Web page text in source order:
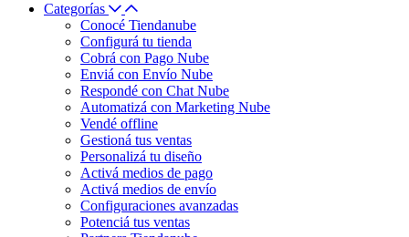
Categorías
Conocé Tiendanube
Configurá tu tienda
Cobrá con Pago Nube
Enviá con Envío Nube
Respondé con Chat Nube
Automatizá con Marketing Nube
Vendé offline
Gestioná tus ventas
Personalizá tu diseño
Activá medios de pago
Activá medios de envío
Configuraciones avanzadas
Potenciá tus ventas